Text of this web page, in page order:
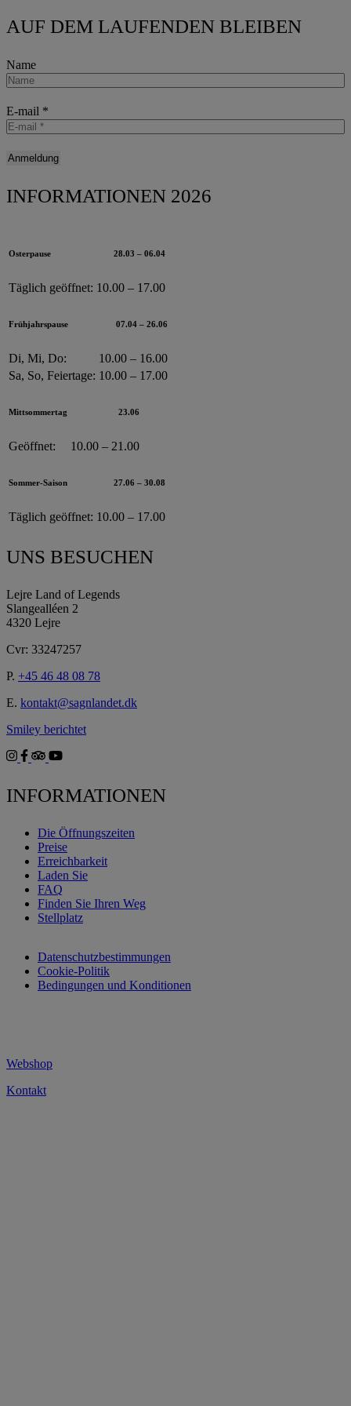
AUF DEM LAUFENDEN BLEIBEN
Name
E-mail *
INFORMATIONEN 2026
Osterpause 28.03 – 06.04
Täglich geöffnet: 10.00 – 17.00
Frühjahrspause 07.04 – 26.06
Di, Mi, Do:
10.00 – 16.00
Sa, So, Feiertage: 10.00 – 17.00
Mittsommertag 23.06
Geöffnet: 10.00 – 21.00
Sommer-Saison 27.06 – 30.08
Täglich geöffnet: 10.00 – 17.00
UNS BESUCHEN
Lejre Land of Legends
Slangealléen 2
4320 Lejre
Cvr: 33247257
P. +45 46 48 08 78
E. kontakt@sagnlandet.dk
Smiley berichtet
INFORMATIONEN
Die Öffnungszeiten
Preise
Erreichbarkeit
Laden Sie
FAQ
Finden Sie Ihren Weg
Stellplatz
Datenschutzbestimmungen
Cookie-Politik
Bedingungen und Konditionen
Webshop
Kontakt